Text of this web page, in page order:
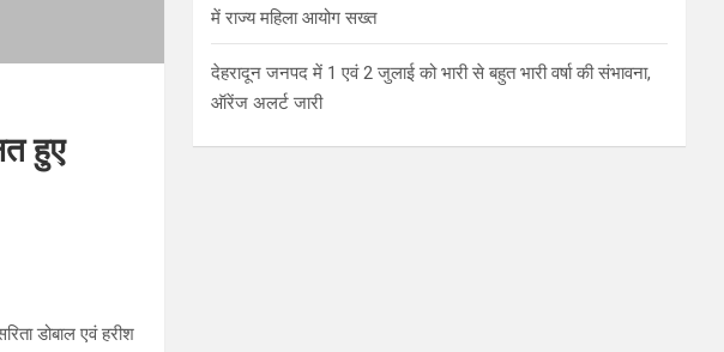
हुए
डोबाल एवं हरीश
में राज्य महिला आयोग सख्त
देहरादून जनपद में 1 एवं 2 जुलाई को भारी से बहुत भारी वर्षा की संभावना,
ऑरेंज अलर्ट जारी